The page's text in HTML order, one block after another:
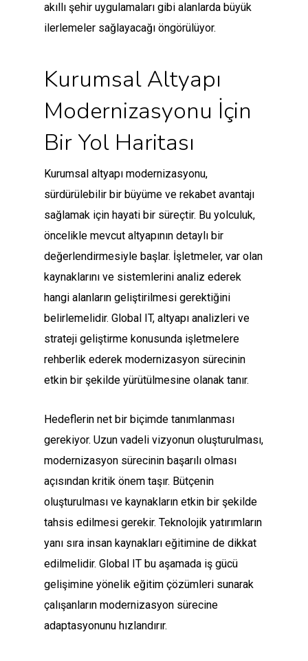
akıllı şehir uygulamaları gibi alanlarda büyük
ilerlemeler sağlayacağı öngörülüyor.
Kurumsal Altyapı
Modernizasyonu İçin
Bir Yol Haritası
Kurumsal altyapı modernizasyonu,
sürdürülebilir bir büyüme ve rekabet avantajı
sağlamak için hayati bir süreçtir. Bu yolculuk,
öncelikle mevcut altyapının detaylı bir
değerlendirmesiyle başlar. İşletmeler, var olan
kaynaklarını ve sistemlerini analiz ederek
hangi alanların geliştirilmesi gerektiğini
belirlemelidir. Global IT, altyapı analizleri ve
strateji geliştirme konusunda işletmelere
rehberlik ederek modernizasyon sürecinin
etkin bir şekilde yürütülmesine olanak tanır.
Hedeflerin net bir biçimde tanımlanması
gerekiyor. Uzun vadeli vizyonun oluşturulması,
modernizasyon sürecinin başarılı olması
açısından kritik önem taşır. Bütçenin
oluşturulması ve kaynakların etkin bir şekilde
tahsis edilmesi gerekir. Teknolojik yatırımların
yanı sıra insan kaynakları eğitimine de dikkat
edilmelidir. Global IT bu aşamada iş gücü
gelişimine yönelik eğitim çözümleri sunarak
çalışanların modernizasyon sürecine
adaptasyonunu hızlandırır.